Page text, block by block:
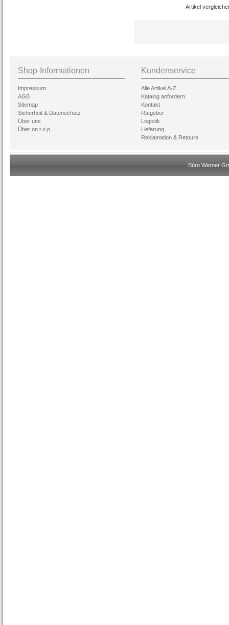
Artikel
Shop-Informationen
Impressum
AGB
Sitemap
Sicherheit & Datenschutz
Über uns
Über on t.o.p
Kundenservice
Alle Artikel A-Z
Katalog anfordern
Kontakt
Ratgeber
Logistik
Lieferung
Reklamation & Retoure
Büro Werner